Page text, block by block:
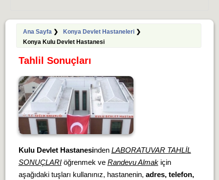
Ana Sayfa❯ Konya Devlet Hastaneleri❯
Konya Kulu Devlet Hastanesi
Tahlil Sonuçları
Kulu Devlet Hastanesinden LABORATUVAR TAHLİL
SONUÇLARIöğrenmek ve Randevu Almakiçin
aşağıdaki tuşları kullanınız, hastanenin, adres, telefon,